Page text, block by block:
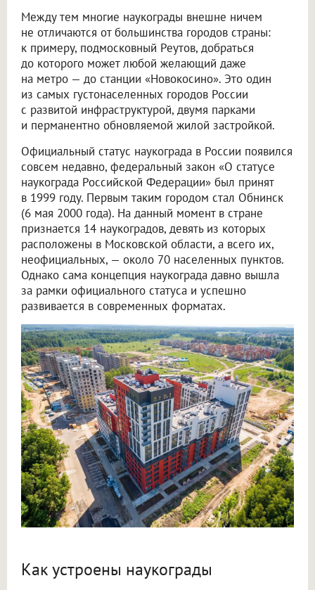
Между тем многие наукограды внешне ничем
не отличаются от большинства городов страны:
к примеру, подмосковный Реутов, добраться
до которого может любой желающий даже
на метро — до станции «Новокосино». Это один
из самых густонаселенных городов России
с развитой инфраструктурой, двумя парками
и перманентно обновляемой жилой застройкой.
Официальный статус наукограда в России появился
совсем недавно, федеральный закон «О статусе
наукограда Российской Федерации» был принят
в 1999 году. Первым таким городом стал Обнинск
(6 мая 2000 года). На данный момент в стране
признается 14 наукоградов, девять из которых
расположены в Московской области, а всего их,
неофициальных, — около 70 населенных пунктов.
Однако сама концепция наукограда давно вышла
за рамки официального статуса и успешно
развивается в современных форматах.
Как устроены наукограды